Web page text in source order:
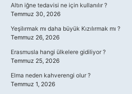
Altın iğne tedavisi ne için kullanılır ?
Temmuz 30, 2026
Yeşilırmak mı daha büyük Kızılırmak mı ?
Temmuz 26, 2026
Erasmusla hangi ülkelere gidiliyor ?
Temmuz 25, 2026
Elma neden kahverengi olur ?
Temmuz 1, 2026